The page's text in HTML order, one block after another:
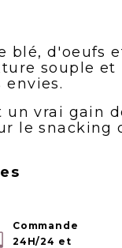
blé, d'oeufs
souple et
envies.
vrai gain
le snacking
Commande
24H/24 et